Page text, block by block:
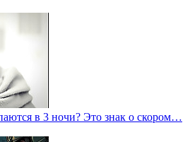
в 3 ночи? Это знак о скором…